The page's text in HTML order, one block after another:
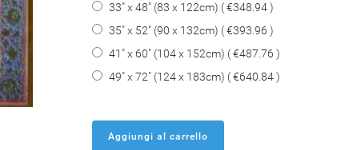
33" x 48" (83 x 122cm) ( €348.94 )
35" x 52" (90 x 132cm) ( €393.96 )
41" x 60" (104 x 152cm) ( €487.76 )
49" x 72" (124 x 183cm) ( €640.84 )